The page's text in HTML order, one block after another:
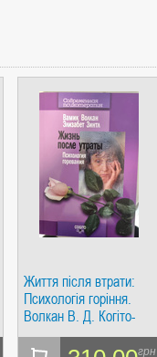
Життя після втрати:
Психологія горіння.
Волкан В. Д. Когіто-
центр
грн